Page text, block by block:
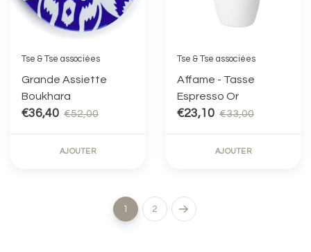
Tse & Tse associées
Grande Assiette
Boukhara
€36,40 €52,00
AJOUTER
Tse & Tse associées
Affame - Tasse
Espresso Or
€23,10 €33,00
AJOUTER
1 2